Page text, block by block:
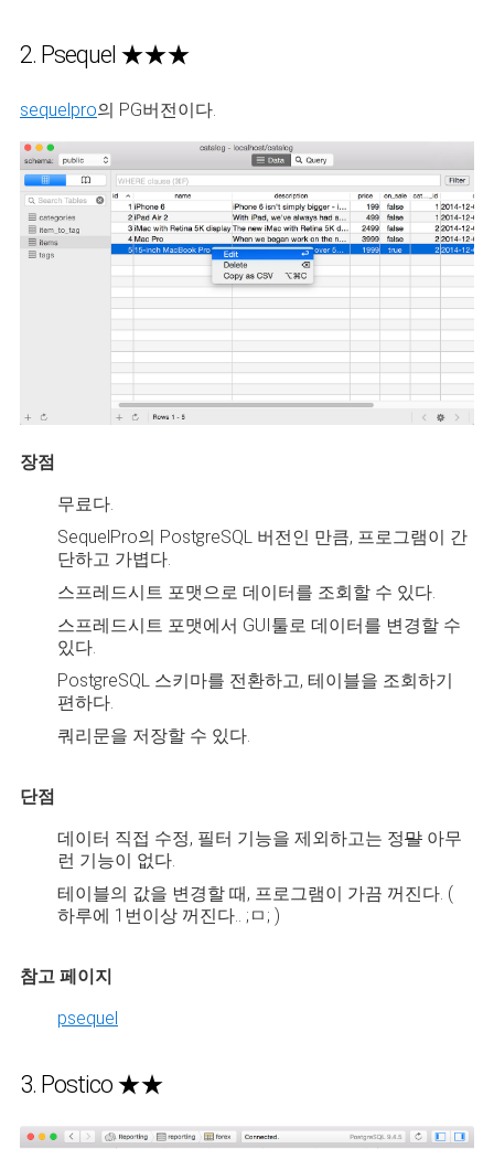
2. Psequel ★★★
sequelpro의 PG버전이다.
장점
무료다.
SequelPro의 PostgreSQL 버전인 만큼, 프로그램이 간
단하고 가볍다.
스프레드시트 포맷으로 데이터를 조회할 수 있다.
스프레드시트 포맷에서 GUI툴로 데이터를 변경할 수
있다.
PostgreSQL 스키마를 전환하고, 테이블을 조회하기
편하다.
쿼리문을 저장할 수 있다.
단점
데이터 직접 수정, 필터 기능을 제외하고는 정말 아무
런 기능이 없다.
테이블의 값을 변경할 때, 프로그램이 가끔 꺼진다. (
하루에 1번이상 꺼진다.. ;ㅁ; )
참고 페이지
psequel
3. Postico ★★